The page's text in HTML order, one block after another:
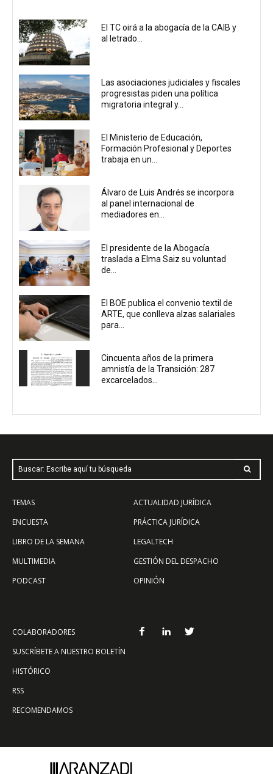
El TC oirá a la abogacía de la CAIB y
al letrado...
Las asociaciones judiciales y fiscales
progresistas piden una política
migratoria integral y...
El Ministerio de Educación,
Formación Profesional y Deportes
trabaja en un...
Álvaro de Luis Andrés se incorpora
al panel internacional de
mediadores en...
El presidente de la Abogacía
traslada a Elma Saiz su voluntad
de...
El BOE publica el convenio textil de
ARTE, que conlleva alzas salariales
para...
Cincuenta años de la primera
amnistía de la Transición: 287
excarcelados...
Buscar: Escribe aquí tu búsqueda
TEMAS
ENCUESTA
LIBRO DE LA SEMANA
MULTIMEDIA
PODCAST
ACTUALIDAD JURÍDICA
PRÁCTICA JURÍDICA
LEGALTECH
GESTIÓN DEL DESPACHO
OPINIÓN
COLABORADORES
SUSCRÍBETE A NUESTRO BOLETÍN
HISTÓRICO
RSS
RECOMENDAMOS